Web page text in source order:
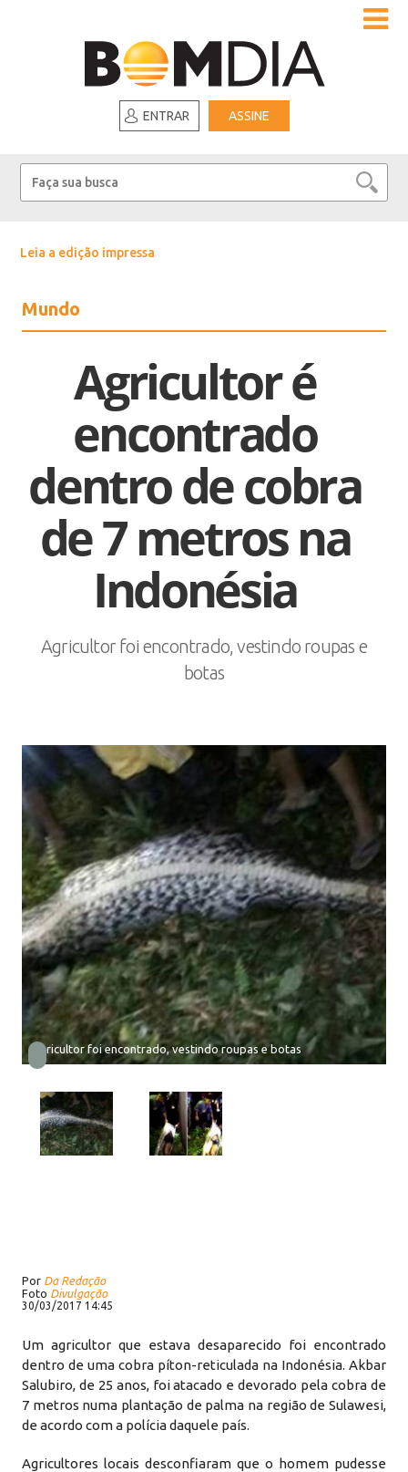
ENTRAR ASSINE
Leia a edição impressa
Mundo
Agricultor é
encontrado
dentro de cobra
de 7 metros na
Indonésia
Agricultor foi encontrado, vestindo roupas e
botas
Agricultor foi encontrado, vestindo roupas e botas
Por Da Redação
Foto Divulgação
30/03/2017 14:45
Um agricultor que estava desaparecido foi encontrado
dentro de uma cobra píton-reticulada na Indonésia. Akbar
Salubiro, de 25 anos, foi atacado e devorado pela cobra de
7 metros numa plantação de palma na região de Sulawesi,
de acordo com a polícia daquele país.
Agricultores locais desconfiaram que o homem pudesse